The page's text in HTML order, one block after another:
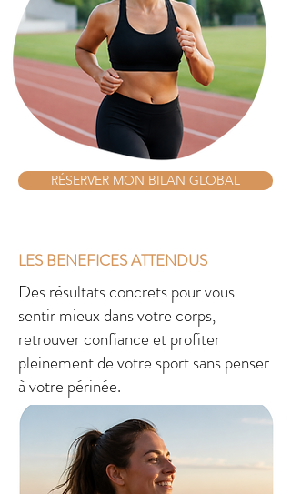
RÉSERVER MON BILAN GLOBAL
LES BENEFICES ATTENDUS
Des résultats concrets pour vous
sentir mieux dans votre corps,
retrouver confiance et profiter
pleinement de votre sport sans penser
à votre périnée.